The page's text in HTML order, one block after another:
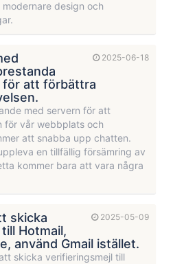
design och
2025-06-18
för att förbättra
med servern för att
för vår webbplats och
att snabba upp chatten.
en tillfällig försämring av
kommer bara att vara några
2025-05-09
skicka
Hotmail,
använd Gmail istället.
skicka verifieringsmejl till